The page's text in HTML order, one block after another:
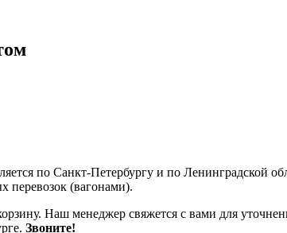
по Санкт-Петербургу и по Ленинградской
перевозок (вагонами).
Наш менеджер свяжется с вами для
Звоните!